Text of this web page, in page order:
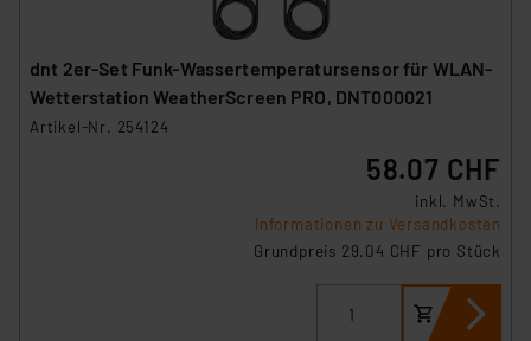
dnt 2er-Set Funk-Wassertemperatursensor für WLAN-
Wetterstation WeatherScreen PRO, DNT000021
Artikel-Nr. 254124
58.07 CHF
inkl. MwSt.
Informationen zu Versandkosten
Grundpreis 29.04 CHF pro Stück